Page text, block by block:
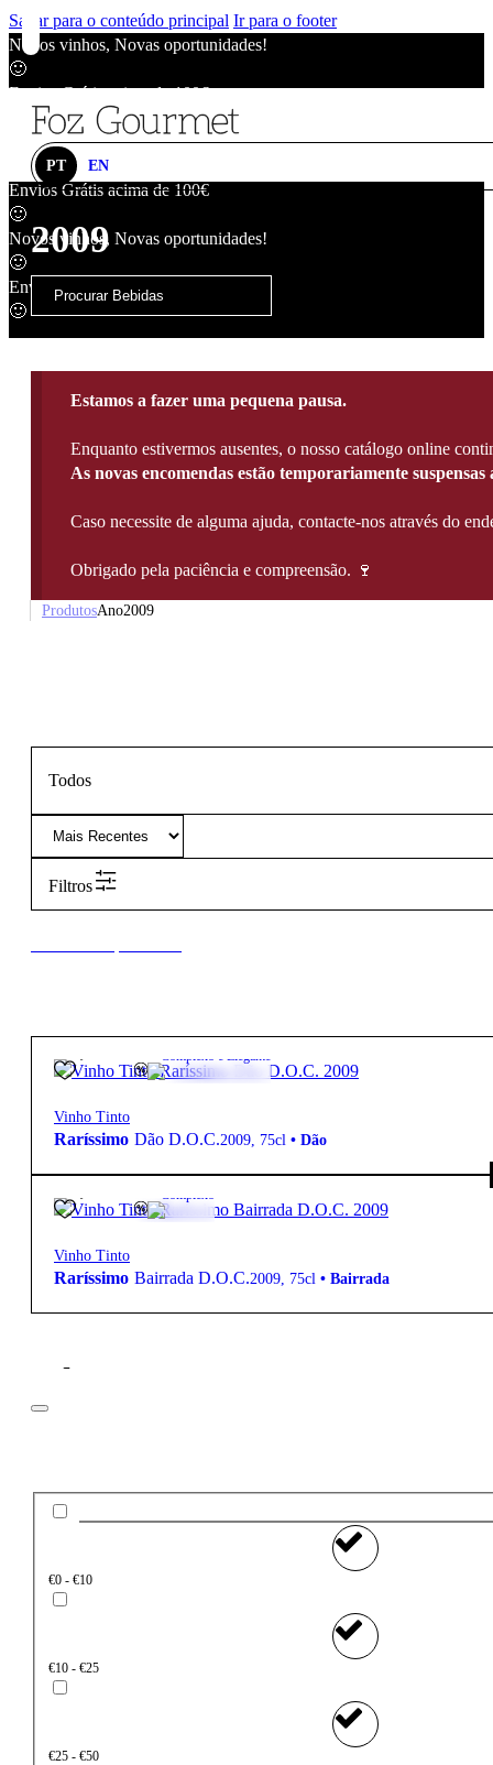
Saltar para o conteúdo principal Ir para o footer
Novos vinhos, Novas oportunidades!
🙂
Envios Grátis acima de 100€
Novos vinhos, Novas oportunidades!
Envios Grátis acima de 100€
🙂
Novos vinhos, Novas oportunidades!
🙂
Envios Grátis acima de 100€
🙂
PT EN
2009
Estamos a fazer uma pequena pausa.
Enquanto estivermos ausentes, o nosso catálogo online
As novas encomendas estão temporariamente suspensas
Caso necessite de alguma ajuda, contacte-nos através do
Obrigado pela paciência e compreensão. 🍷
ProdutosAno2009
Todos
Filtros
82,50€ Complexo e Elegante
Vinho Tinto
Raríssimo Dão D.O.C.2009, 75cl • Dão
90,00€ Complexo
Vinho Tinto
Raríssimo Bairrada D.O.C.2009, 75cl • Bairrada
Filtros
€0 - €10
€10 - €25
€25 - €50